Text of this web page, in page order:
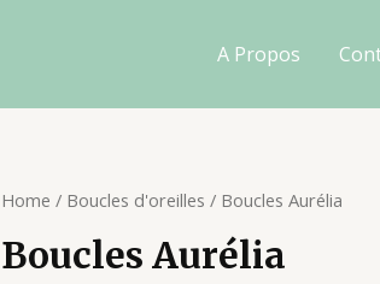
A Propos
Home / Boucles d'oreilles / Boucles Aurélia
Boucles Aurélia
Boucles
quantity